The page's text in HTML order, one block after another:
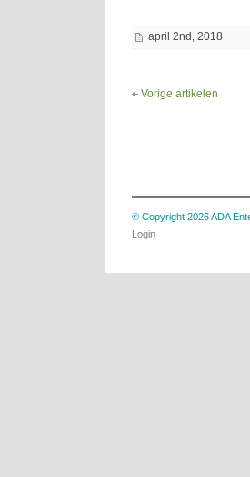
april 2nd, 2018
Vorige artikelen
© Copyright 2026 ADA
Login